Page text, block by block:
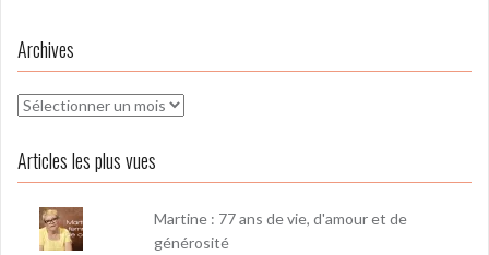
Archives
Archives
Articles les plus vues
Martine : 77 ans de vie, d'amour et de
générosité